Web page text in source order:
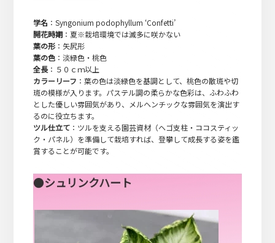
学名 ：Syngonium podophyllum ‘Confetti’
開花時期：夏※栽培環境では滅多に咲かない
葉の形：矢尻形
葉の色：淡緑色・桃色
全長：５０ｃｍ以上
カラーリーフ ：葉の色は淡緑色を基調として、桃色の散斑や切
斑の模様が入ります。パステル調の柔らかな色彩は、ふわふわ
とした優しい雰囲気があり、メルヘンチックな雰囲気を演出す
るのに役立ちます。
ツル仕立て：ツルを支える園芸資材（ヘゴ支柱・ココスティッ
ク・パネル）を準備して栽培すれば、登攀して成長する姿を鑑
賞することが可能です。
●シュリンクハート